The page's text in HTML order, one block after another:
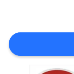
SITEMAP